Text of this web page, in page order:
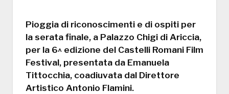
Pioggia di riconoscimenti e di ospiti per
la serata finale, a Palazzo Chigi di Ariccia,
per la 6^ edizione del Castelli Romani Film
Festival, presentata da Emanuela
Tittocchia, coadiuvata dal Direttore
Artistico Antonio Flamini.